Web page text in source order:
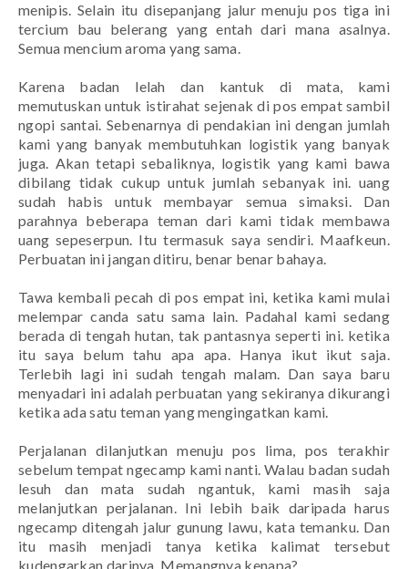
menipis. Selain itu disepanjang jalur menuju pos tiga ini
tercium bau belerang yang entah dari mana asalnya.
Semua mencium aroma yang sama.
Karena badan lelah dan kantuk di mata, kami
memutuskan untuk istirahat sejenak di pos empat sambil
ngopi santai. Sebenarnya di pendakian ini dengan jumlah
kami yang banyak membutuhkan logistik yang banyak
juga. Akan tetapi sebaliknya, logistik yang kami bawa
dibilang tidak cukup untuk jumlah sebanyak ini. uang
sudah habis untuk membayar semua simaksi. Dan
parahnya beberapa teman dari kami tidak membawa
uang sepeserpun. Itu termasuk saya sendiri. Maafkeun.
Perbuatan ini jangan ditiru, benar benar bahaya.
Tawa kembali pecah di pos empat ini, ketika kami mulai
melempar canda satu sama lain. Padahal kami sedang
berada di tengah hutan, tak pantasnya seperti ini. ketika
itu saya belum tahu apa apa. Hanya ikut ikut saja.
Terlebih lagi ini sudah tengah malam. Dan saya baru
menyadari ini adalah perbuatan yang sekiranya dikurangi
ketika ada satu teman yang mengingatkan kami.
Perjalanan dilanjutkan menuju pos lima, pos terakhir
sebelum tempat ngecamp kami nanti. Walau badan sudah
lesuh dan mata sudah ngantuk, kami masih saja
melanjutkan perjalanan. Ini lebih baik daripada harus
ngecamp ditengah jalur gunung lawu, kata temanku. Dan
itu masih menjadi tanya ketika kalimat tersebut
kudengarkan darinya. Memangnya kenapa?